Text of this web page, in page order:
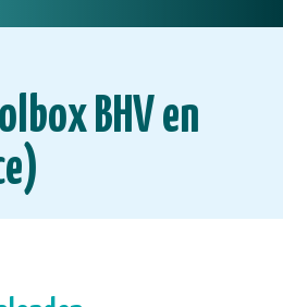
BHV en